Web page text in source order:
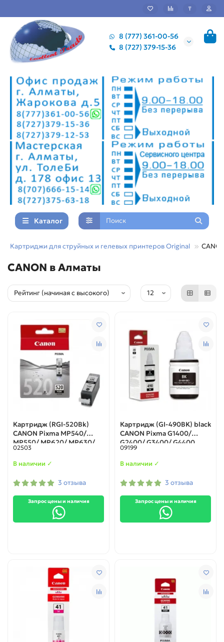
₸
8 (777) 361-00-56
8 (727) 379-15-36
Каталог
Картриджи для струйных и гелевых принтеров Original
CANON в Алматы
Картридж (RGI-520Bk)
CANON Pixma MP540/
MP550/ MP620/ MP630/
MP640/ MP660/ MP980/
MP990/ MX860/ iP3600/
Original
02503
В наличии ✓
3 отзыва
Запрос цены и наличия
Картридж (GI-490BK) black
CANON Pixma G1400/
G2400/ G3400/ G4400
original
09199
В наличии ✓
3 отзыва
Запрос цены и наличия